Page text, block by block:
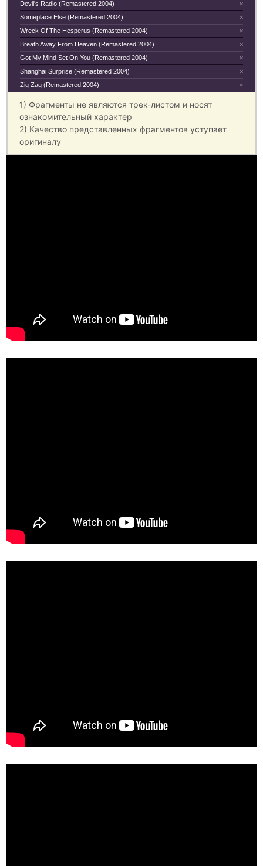
×
Devil's Radio (Remastered 2004)
×
Someplace Else (Remastered 2004)
×
Wreck Of The Hesperus (Remastered 2004)
×
Breath Away From Heaven (Remastered 2004)
×
Got My Mind Set On You (Remastered 2004)
×
Shanghai Surprise (Remastered 2004)
×
Zig Zag (Remastered 2004)
1) Фрагменты не являются трек-листом и носят
ознакомительный характер
2) Качество представленных фрагментов уступает
оригиналу